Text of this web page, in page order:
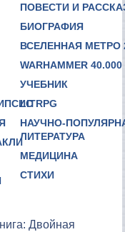
ПОВЕСТИ И
БИОГРАФИЯ
ВСЕЛЕННАЯ МЕТРО
WARHAMMER 40.000
УЧЕБНИК
LITRPG
НАУЧНО-
ЛИТЕРАТУРА
МЕДИЦИНА
СТИХИ
Двойная